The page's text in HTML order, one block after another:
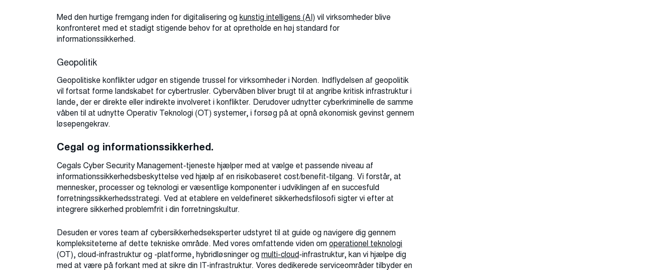
Med den hurtige fremgang inden for digitalisering og kunstig intelligens (AI) vil virksomheder blive
konfronteret med et stadigt stigende behov for at opretholde en høj standard for
informationssikkerhed.
Geopolitik
Geopolitiske konflikter udgør en stigende trussel for virksomheder i Norden. Indflydelsen af geopolitik
vil fortsat forme landskabet for cybertrusler. Cybervåben bliver brugt til at angribe kritisk infrastruktur i
lande, der er direkte eller indirekte involveret i konflikter. Derudover udnytter cyberkriminelle de samme
våben til at udnytte Operativ Teknologi (OT) systemer, i forsøg på at opnå økonomisk gevinst gennem
løsepengekrav.
Cegal og informationssikkerhed.
Cegals Cyber ​​Security Management-tjeneste hjælper med at vælge et passende niveau af
informationssikkerhedsbeskyttelse ved hjælp af en risikobaseret cost/benefit-tilgang. Vi forstår, at
mennesker, processer og teknologi er væsentlige komponenter i udviklingen af ​​en succesfuld
forretningssikkerhedsstrategi. Ved at etablere en veldefineret sikkerhedsfilosofi sigter vi efter at
integrere sikkerhed problemfrit i din forretningskultur.
Desuden er vores team af cybersikkerhedseksperter udstyret til at guide og navigere dig gennem
kompleksiteterne af ​​dette tekniske område. Med vores omfattende viden om operationel teknologi
(OT), cloud-infrastruktur og -platforme, hybridløsninger og multi-cloud-infrastruktur, kan vi hjælpe dig
med at være på forkant med at sikre din IT-infrastruktur. Vores dedikerede serviceområder tilbyder en